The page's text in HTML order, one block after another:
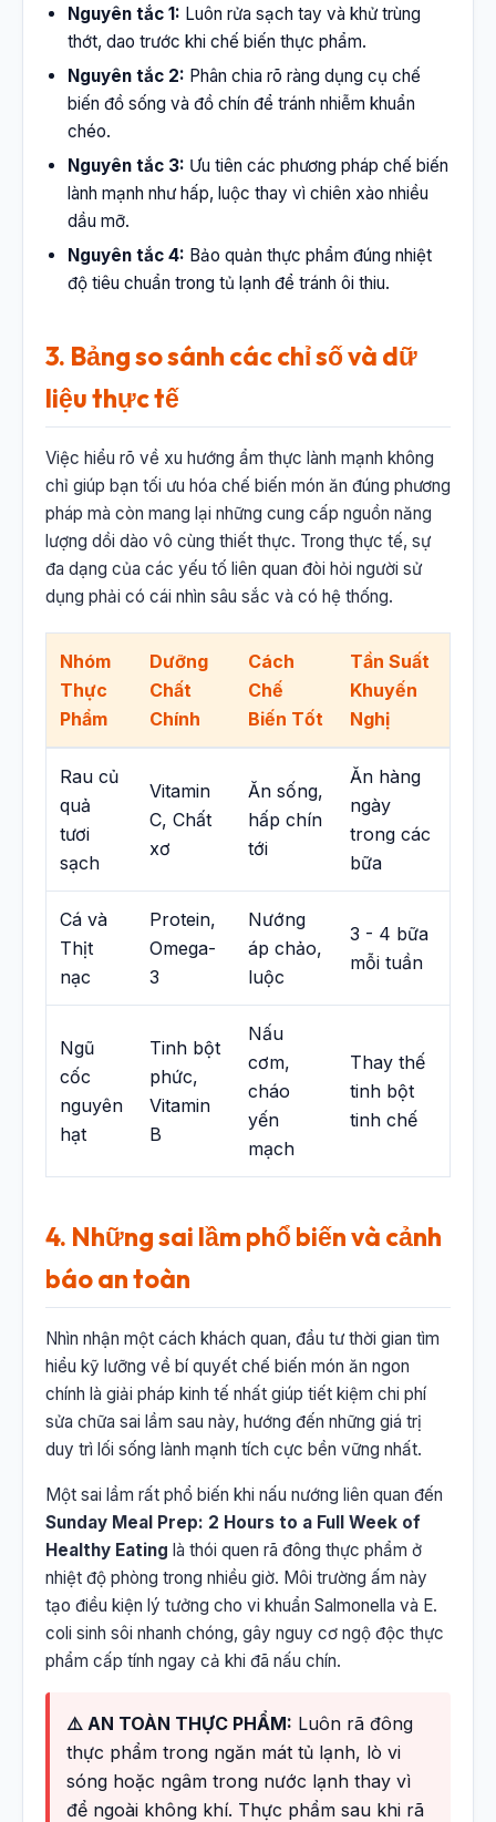
Nguyên tắc 1: Luôn rửa sạch tay và khử trùng
thớt, dao trước khi chế biến thực phẩm.
Nguyên tắc 2: Phân chia rõ ràng dụng cụ chế
biến đồ sống và đồ chín để tránh nhiễm khuẩn
chéo.
Nguyên tắc 3: Ưu tiên các phương pháp chế biến
lành mạnh như hấp, luộc thay vì chiên xào nhiều
dầu mỡ.
Nguyên tắc 4: Bảo quản thực phẩm đúng nhiệt
độ tiêu chuẩn trong tủ lạnh để tránh ôi thiu.
3. Bảng so sánh các chỉ số và dữ
liệu thực tế
Việc hiểu rõ về xu hướng ẩm thực lành mạnh không
chỉ giúp bạn tối ưu hóa chế biến món ăn đúng phương
pháp mà còn mang lại những cung cấp nguồn năng
lượng dồi dào vô cùng thiết thực. Trong thực tế, sự
đa dạng của các yếu tố liên quan đòi hỏi người sử
dụng phải có cái nhìn sâu sắc và có hệ thống.
Nhóm
Thực
Phẩm
Dưỡng
Chất
Chính
Cách
Chế
Biến Tốt
Tần Suất
Khuyến
Nghị
Rau củ
quả
tươi
sạch
Vitamin
C, Chất
xơ
Ăn sống,
hấp chín
tới
Ăn hàng
ngày
trong các
bữa
Cá và
Thịt
nạc
Protein,
Omega-
3
Nướng
áp chảo,
luộc
3 - 4 bữa
mỗi tuần
Ngũ
cốc
nguyên
hạt
Tinh bột
phức,
Vitamin
B
Nấu
cơm,
cháo
yến
mạch
Thay thế
tinh bột
tinh chế
4. Những sai lầm phổ biến và cảnh
báo an toàn
Nhìn nhận một cách khách quan, đầu tư thời gian tìm
hiểu kỹ lưỡng về bí quyết chế biến món ăn ngon
chính là giải pháp kinh tế nhất giúp tiết kiệm chi phí
sửa chữa sai lầm sau này, hướng đến những giá trị
duy trì lối sống lành mạnh tích cực bền vững nhất.
Một sai lầm rất phổ biến khi nấu nướng liên quan đến
Sunday Meal Prep: 2 Hours to a Full Week of
Healthy Eating là thói quen rã đông thực phẩm ở
nhiệt độ phòng trong nhiều giờ. Môi trường ấm này
tạo điều kiện lý tưởng cho vi khuẩn Salmonella và E.
coli sinh sôi nhanh chóng, gây nguy cơ ngộ độc thực
phẩm cấp tính ngay cả khi đã nấu chín.
⚠️ AN TOÀN THỰC PHẨM: Luôn rã đông
thực phẩm trong ngăn mát tủ lạnh, lò vi
sóng hoặc ngâm trong nước lạnh thay vì
để ngoài không khí. Thực phẩm sau khi rã